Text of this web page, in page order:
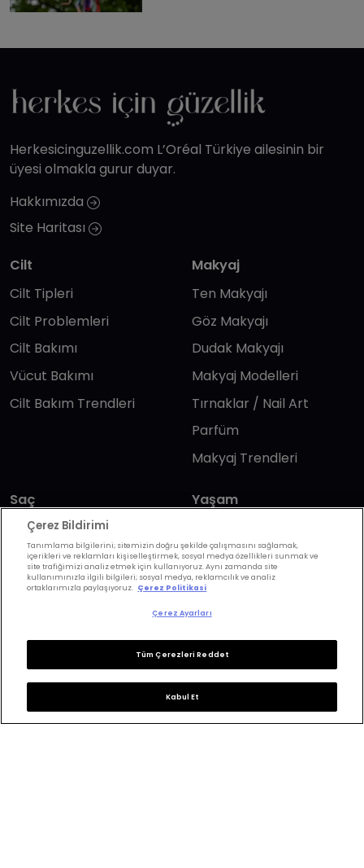
Herkesicinguzellik.com L’Oréal Türkiye ailesinin bir
üyesi olmakla gurur duyar.
Hakkımızda
Site Haritası
Cilt
Cilt Tipleri
Cilt Problemleri
Cilt Bakımı
Vücut Bakımı
Cilt Bakım Trendleri
Makyaj
Ten Makyajı
Göz Makyajı
Dudak Makyajı
Makyaj Modelleri
Tırnaklar / Nail Art
Parfüm
Makyaj Trendleri
Saç
Saç Renkleri
Saç Modelleri
Saç Bakımı
Erkek Saç
Kuaförler
Yaşam
Wellbeing
Günlük Yaşam
Anne & Bebek
Yükselen Burç
Hesaplama
Kuafor Bulma
Çerez Bildirimi
Tanımlama bilgilerini; sitemizin doğru şekilde çalışmasını sağlamak,
içerikleri ve reklamları kişiselleştirmek, sosyal medya özellikleri sunmak ve
site trafiğimizi analiz etmek için kullanıyoruz. Aynı zamanda site
kullanımınızla ilgili bilgileri; sosyal medya, reklamcılık ve analiz
ortaklarımızla paylaşıyoruz. Çerez Politikasi
Çerez Ayarları
Tüm Çerezleri Reddet
Kabul Et